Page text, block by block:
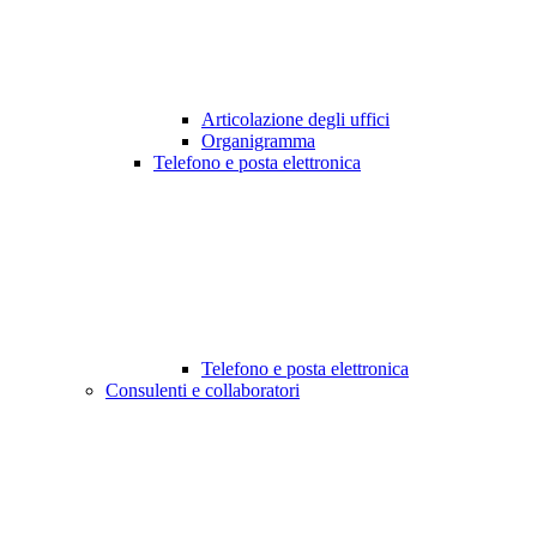
Articolazione degli uffici
Organigramma
Telefono e posta elettronica
Telefono e posta elettronica
Consulenti e collaboratori